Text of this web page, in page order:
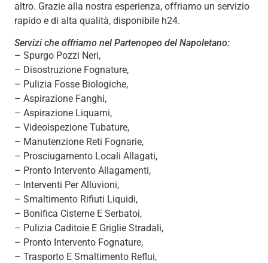
altro. Grazie alla nostra esperienza, offriamo un servizio
rapido e di alta qualità, disponibile h24.
Servizi che offriamo nel Partenopeo del Napoletano:
– Spurgo Pozzi Neri,
– Disostruzione Fognature,
– Pulizia Fosse Biologiche,
– Aspirazione Fanghi,
– Aspirazione Liquami,
– Videoispezione Tubature,
– Manutenzione Reti Fognarie,
– Prosciugamento Locali Allagati,
– Pronto Intervento Allagamenti,
– Interventi Per Alluvioni,
– Smaltimento Rifiuti Liquidi,
– Bonifica Cisterne E Serbatoi,
– Pulizia Caditoie E Griglie Stradali,
– Pronto Intervento Fognature,
– Trasporto E Smaltimento Reflui,